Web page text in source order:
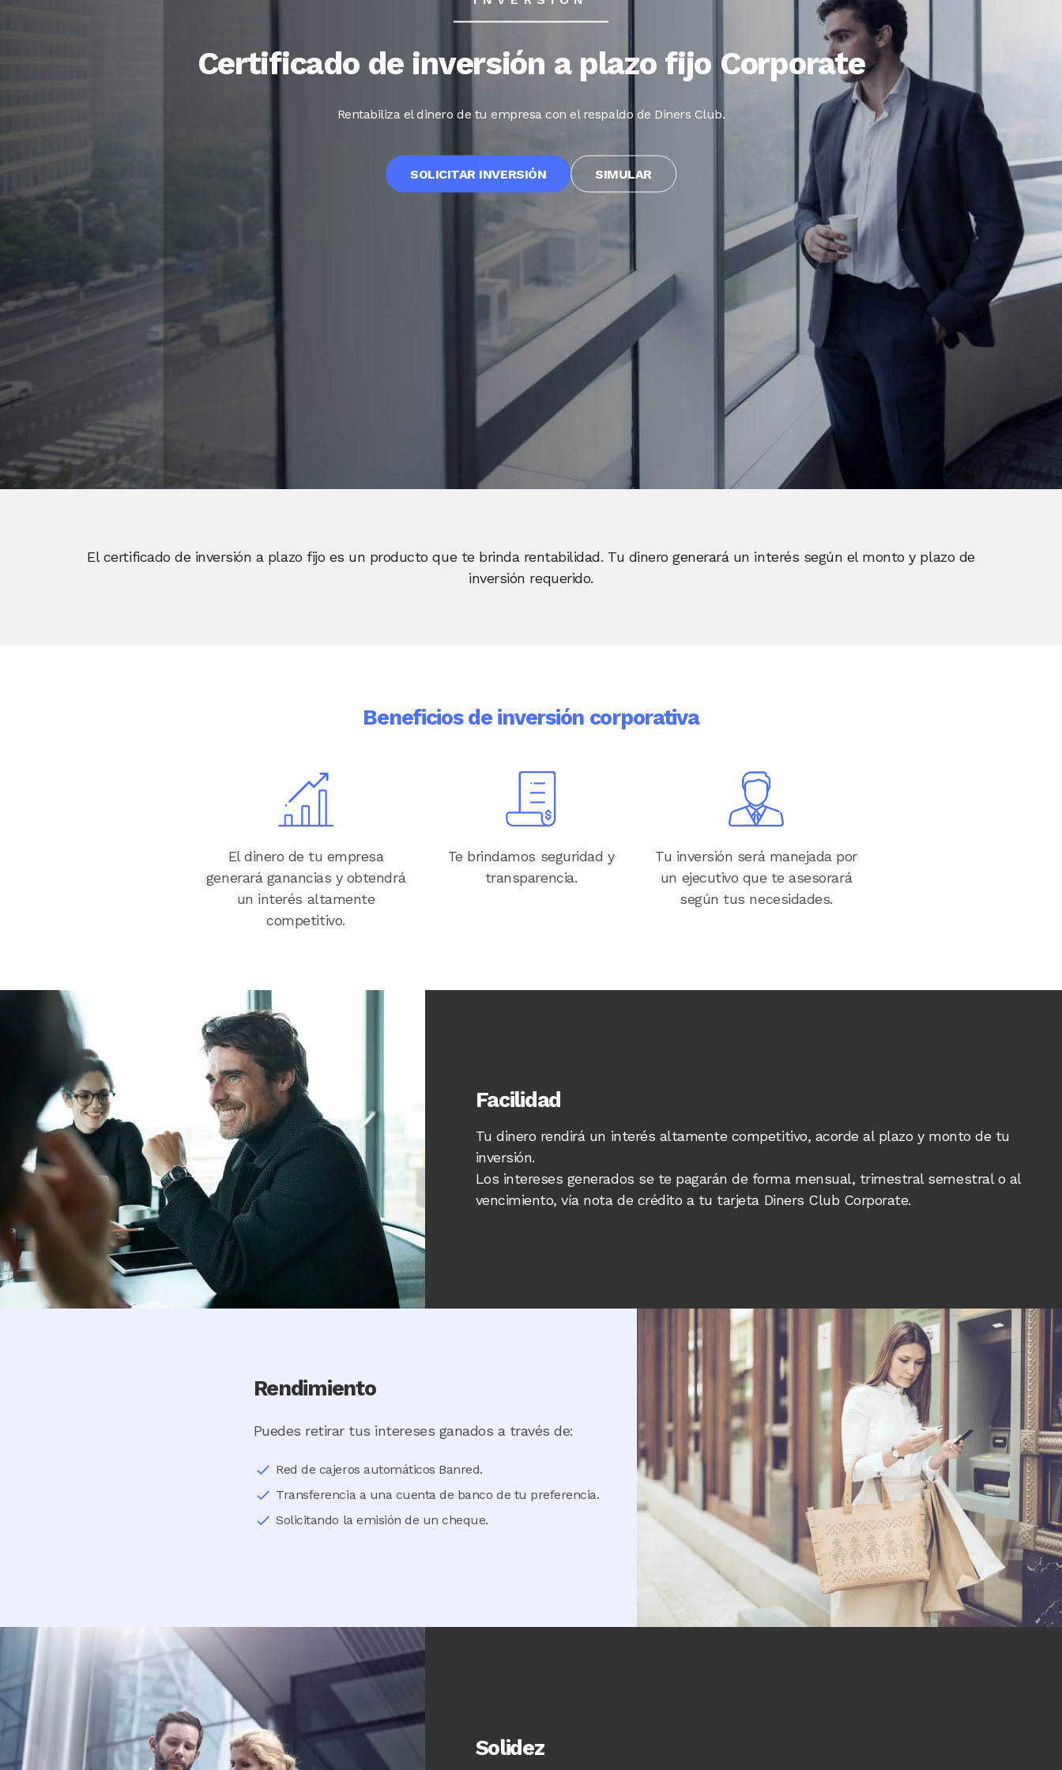
Certificado de inversión a plazo fijo Corporate
Rentabiliza el dinero de tu empresa con el respaldo de Diners Club.
SOLICITAR INVERSIÓN SIMULAR
El certificado de inversión a plazo fijo es un producto que te brinda rentabilidad. Tu dinero generará un interés según el monto y plazo de
inversión requerido.
Beneficios de inversión corporativa
Image
El dinero de tu empresa
generará ganancias y obtendrá
un interés altamente
competitivo.
Image
Te brindamos seguridad y
transparencia.
Image
Tu inversión será manejada por
un ejecutivo que te asesorará
según tus necesidades.
Facilidad
Tu dinero rendirá un interés altamente competitivo, acorde al plazo y monto de tu
inversión.
Los intereses generados se te pagarán de forma mensual, trimestral semestral o al
vencimiento, vía nota de crédito a tu tarjeta Diners Club Corporate.
Rendimiento
Puedes retirar tus intereses ganados a través de:
Red de cajeros automáticos Banred.
Transferencia a una cuenta de banco de tu preferencia.
Solicitando la emisión de un cheque.
Image
Solidez